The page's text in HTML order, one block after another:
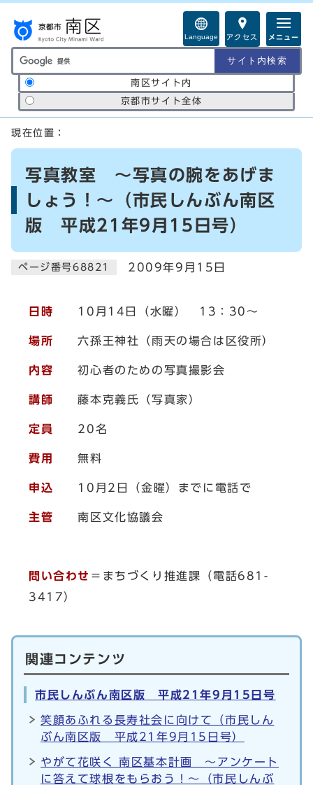
Language アクセス メニュー
サイト内検索の範囲
南区サイト内
京都市サイト全体
ここから本文です
現在位置：
写真教室 ～写真の腕をあげま
しょう！～（市民しんぶん南区
版 平成21年9月15日号）
ページ番号68821 2009年9月15日
日時 10月14日（水曜） 13：30～
場所 六孫王神社（雨天の場合は区役所）
内容 初心者のための写真撮影会
講師 藤本克義氏（写真家）
定員 20名
費用 無料
申込 10月2日（金曜）までに電話で
主管 南区文化協議会
問い合わせ ＝まちづくり推進課（電話681-
3417）
関連コンテンツ
市民しんぶん南区版 平成21年9月15日号
笑顔あふれる長寿社会に向けて（市民しん
ぶん南区版 平成21年9月15日号）
やがて花咲く 南区基本計画 ～アンケート
に答えて球根をもらおう！～（市民しんぶ